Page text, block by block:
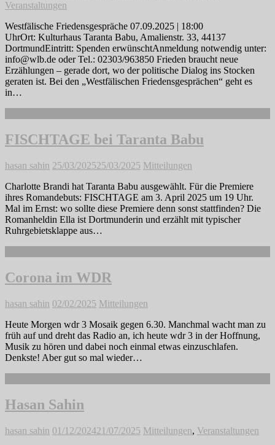
Veranstaltungen
Westfälische Friedensgespräche 07.09.2025 | 18:00
UhrOrt: Kulturhaus Taranta Babu, Amalienstr. 33, 44137
DortmundEintritt: Spenden erwünschtAnmeldung notwendig unter:
info@wlb.de oder Tel.: 02303/963850 Frieden braucht neue
Erzählungen – gerade dort, wo der politische Dialog ins Stocken
geraten ist. Bei den „Westfälischen Friedensgesprächen“ geht es
in…
FISCHTAGE bei Taranta Babu
hasan sahin 25/03/202525/03/2025 Mitteilungen
Charlotte Brandi hat Taranta Babu ausgewählt. Für die Premiere
ihres Romandebuts: FISCHTAGE am 3. April 2025 um 19 Uhr.
Mal im Ernst: wo sollte diese Premiere denn sonst stattfinden? Die
Romanheldin Ella ist Dortmunderin und erzählt mit typischer
Ruhrgebietsklappe aus…
Corona im WDR
hasan sahin 02/02/2025 Mitteilungen
Heute Morgen wdr 3 Mosaik gegen 6.30. Manchmal wacht man zu
früh auf und dreht das Radio an, ich heute wdr 3 in der Hoffnung,
Musik zu hören und dabei noch einmal etwas einzuschlafen.
Denkste! Aber gut so mal wieder…
Hasan Sahin
hasan sahin 01/12/202421/07/2025 Mitteilungen, Veranstaltungen